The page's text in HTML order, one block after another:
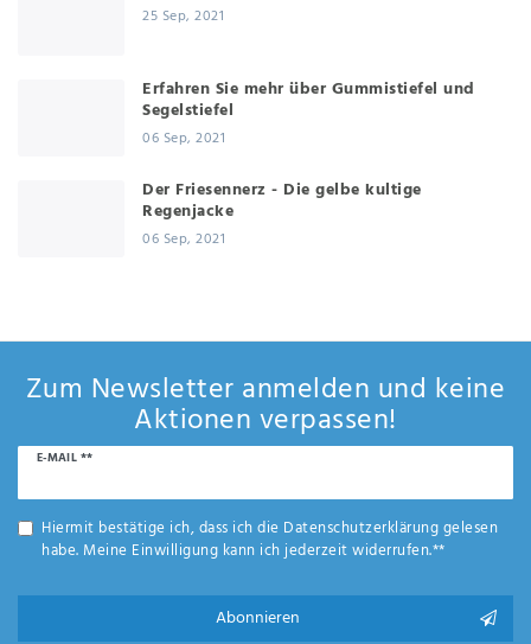
25 Sep, 2021
Erfahren Sie mehr über Gummistiefel und
Segelstiefel
06 Sep, 2021
Der Friesennerz - Die gelbe kultige
Regenjacke
06 Sep, 2021
Zum Newsletter anmelden und keine
Aktionen verpassen!
E-MAIL **
Newsletter
Hiermit bestätige ich, dass ich die Daten­schutz­erklärunggelesen
habe. Meine Einwilligung kann ich jederzeit widerrufen.**
Abonnieren